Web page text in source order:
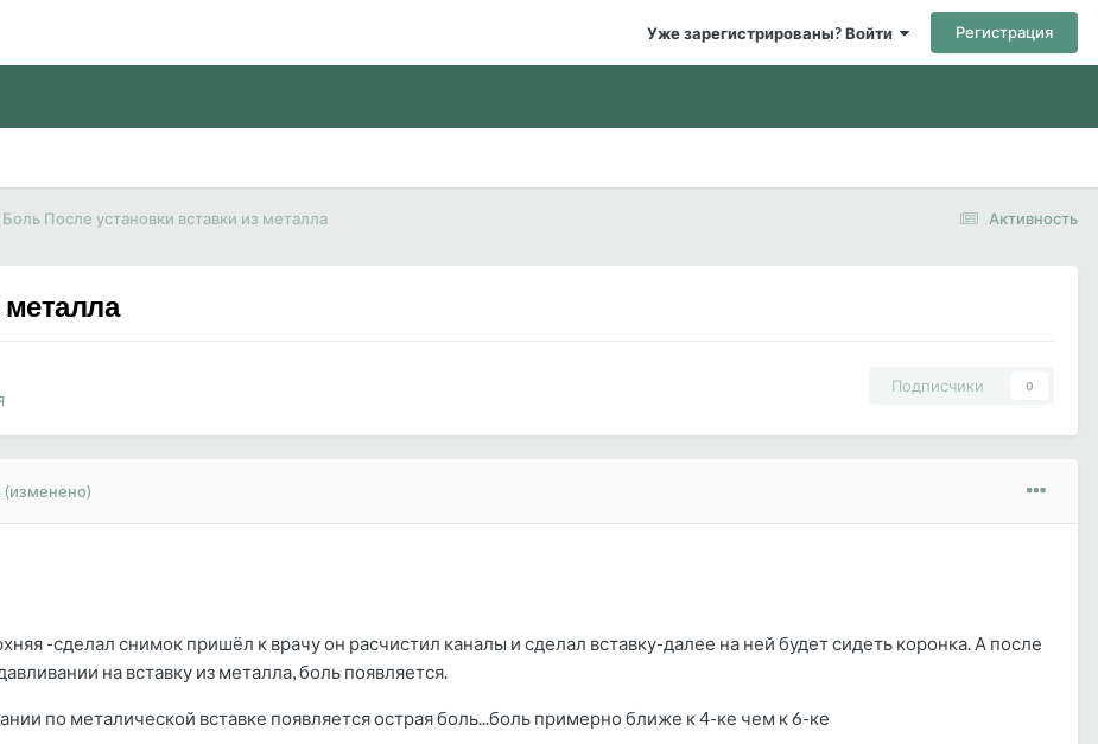
Уже зарегистрированы? Войти Регистрация
Активность
Боль После установки вставки из металла
металла
Подписчики 0
(изменено)
-сделал снимок пришёл к врачу он расчистил каналы и сделал вставку-далее на ней будет сидеть коронка. А после
на вставку из металла, боль появляется.
по металической вставке появляется острая боль...боль примерно ближе к 4-ке чем к 6-ке